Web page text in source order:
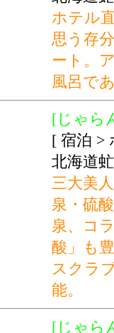
ホテル
思う存
ート。
風呂で
[じゃら
[ 宿泊
北海道
三大美
泉・硫
泉、コ
酸」も
スクラ
能。
[じゃら